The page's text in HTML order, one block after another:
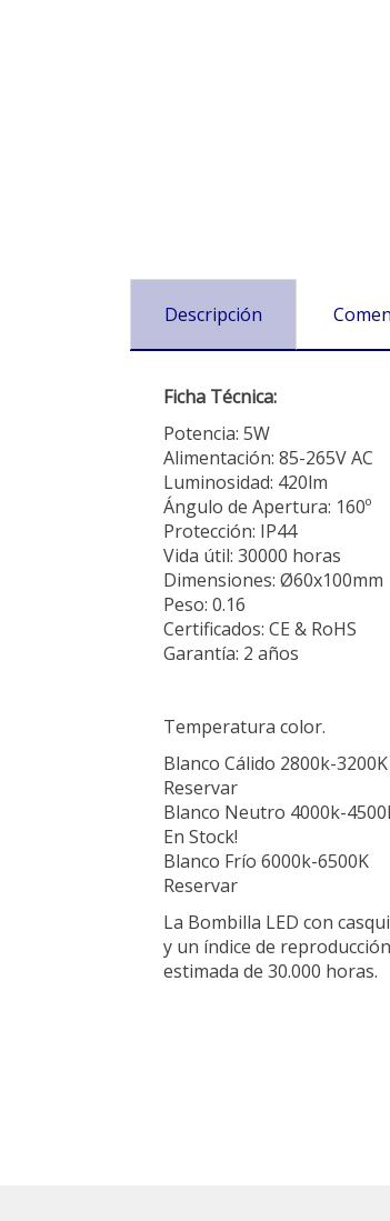
Descripción
Ficha Técnica:
Potencia: 5W
Alimentación: 85-265V AC
Luminosidad: 420lm
Ángulo de Apertura: 160º
Protección: IP44
Vida útil: 30000 horas
Dimensiones: Ø60x100mm
Peso: 0.16
Certificados: CE & RoHS
Garantía: 2 años
Temperatura color.
Blanco Cálido 2800k-3200K
Reservar
Blanco Neutro 4000k-
En Stock!
Blanco Frío 6000k-6500K
Reservar
La Bombilla LED con
y un índice de
estimada de 30.000 horas.